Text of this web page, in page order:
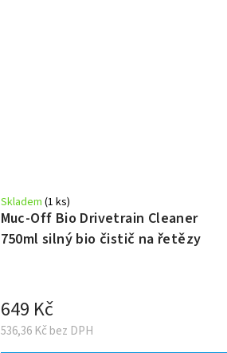
Muc-Off Bio Drivetrain Cleaner
750ml silný bio čistič na řetězy
Skladem (1 ks)
536,36 Kč bez DPH
649 Kč